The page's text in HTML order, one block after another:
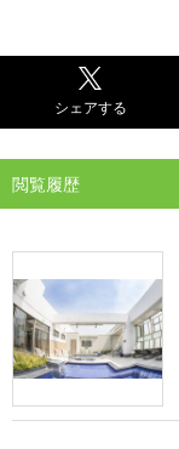
シェアする
閲覧履歴